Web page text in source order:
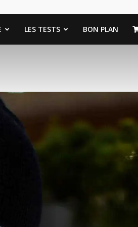
LES TESTS BON PLAN